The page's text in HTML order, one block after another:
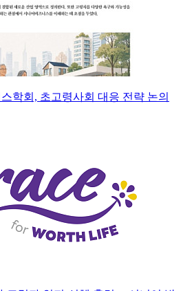
학회, 초고령사회 대응 전략 논의